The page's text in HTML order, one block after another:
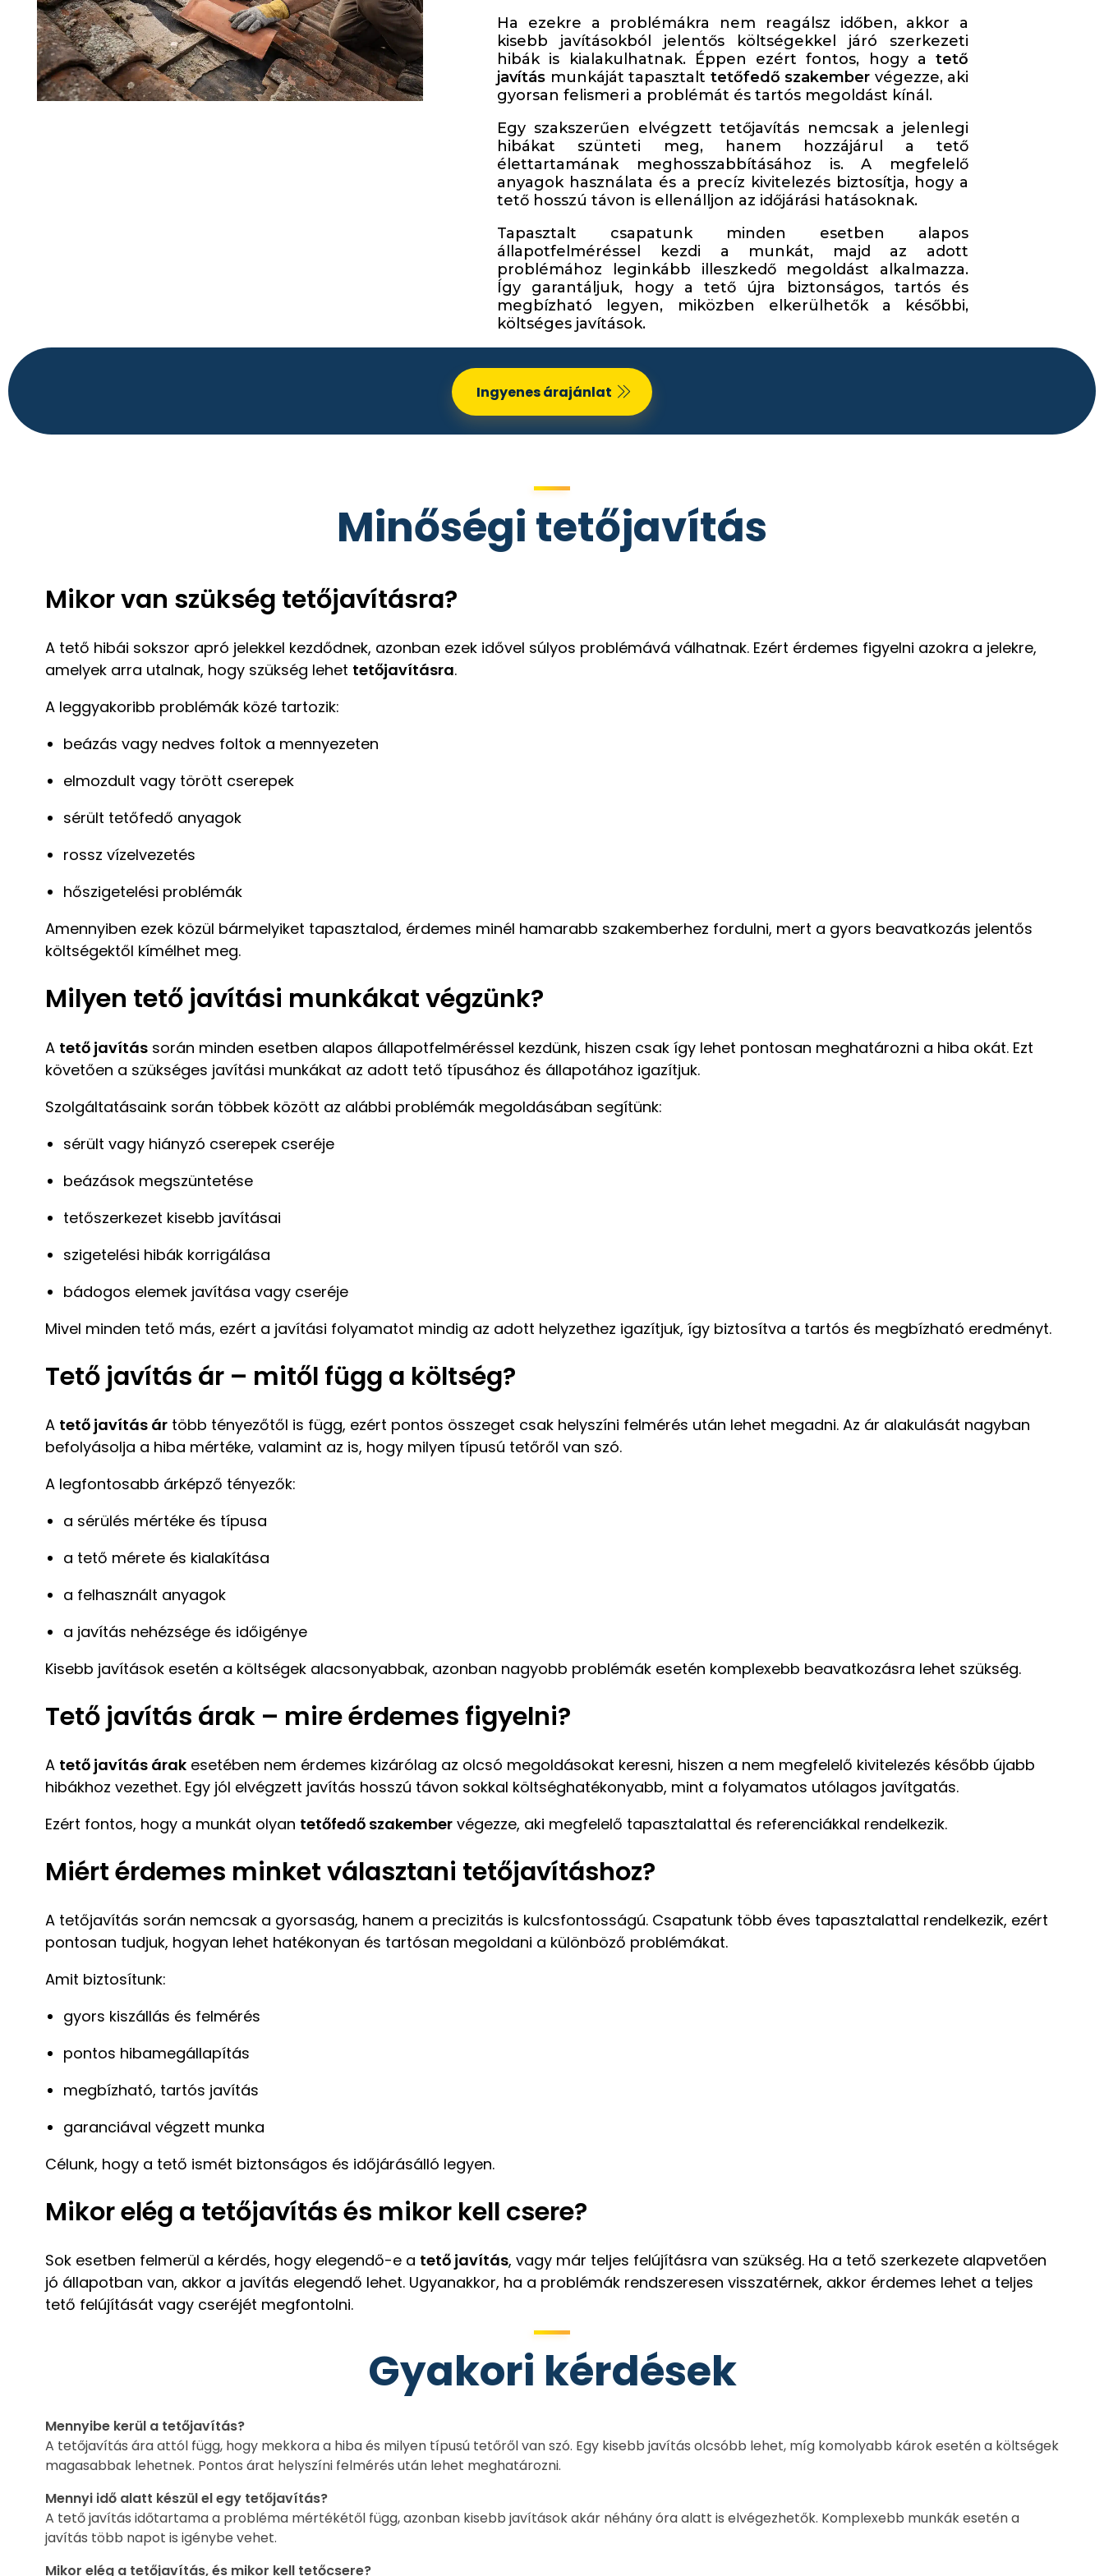
Ha ezekre a problémákra nem reagálsz időben, akkor a
kisebb javításokból jelentős költségekkel járó szerkezeti
hibák is kialakulhatnak. Éppen ezért fontos, hogy a tető
javítás munkáját tapasztalt tetőfedő szakember végezze, aki
gyorsan felismeri a problémát és tartós megoldást kínál.
Egy szakszerűen elvégzett tetőjavítás nemcsak a jelenlegi
hibákat szünteti meg, hanem hozzájárul a tető
élettartamának meghosszabbításához is. A megfelelő
anyagok használata és a precíz kivitelezés biztosítja, hogy a
tető hosszú távon is ellenálljon az időjárási hatásoknak.
Tapasztalt csapatunk minden esetben alapos
állapotfelméréssel kezdi a munkát, majd az adott
problémához leginkább illeszkedő megoldást alkalmazza.
Így garantáljuk, hogy a tető újra biztonságos, tartós és
megbízható legyen, miközben elkerülhetők a későbbi,
költséges javítások.
Ingyenes árajánlat
Minőségi tetőjavítás
Mikor van szükség tetőjavításra?
A tető hibái sokszor apró jelekkel kezdődnek, azonban ezek idővel súlyos problémává válhatnak. Ezért érdemes figyelni azokra a jelekre,
amelyek arra utalnak, hogy szükség lehet tetőjavításra.
A leggyakoribb problémák közé tartozik:
beázás vagy nedves foltok a mennyezeten
elmozdult vagy törött cserepek
sérült tetőfedő anyagok
rossz vízelvezetés
hőszigetelési problémák
Amennyiben ezek közül bármelyiket tapasztalod, érdemes minél hamarabb szakemberhez fordulni, mert a gyors beavatkozás jelentős
költségektől kímélhet meg.
Milyen tető javítási munkákat végzünk?
A tető javítás során minden esetben alapos állapotfelméréssel kezdünk, hiszen csak így lehet pontosan meghatározni a hiba okát. Ezt
követően a szükséges javítási munkákat az adott tető típusához és állapotához igazítjuk.
Szolgáltatásaink során többek között az alábbi problémák megoldásában segítünk:
sérült vagy hiányzó cserepek cseréje
beázások megszüntetése
tetőszerkezet kisebb javításai
szigetelési hibák korrigálása
bádogos elemek javítása vagy cseréje
Mivel minden tető más, ezért a javítási folyamatot mindig az adott helyzethez igazítjuk, így biztosítva a tartós és megbízható eredményt.
Tető javítás ár – mitől függ a költség?
A tető javítás ár több tényezőtől is függ, ezért pontos összeget csak helyszíni felmérés után lehet megadni. Az ár alakulását nagyban
befolyásolja a hiba mértéke, valamint az is, hogy milyen típusú tetőről van szó.
A legfontosabb árképző tényezők:
a sérülés mértéke és típusa
a tető mérete és kialakítása
a felhasznált anyagok
a javítás nehézsége és időigénye
Kisebb javítások esetén a költségek alacsonyabbak, azonban nagyobb problémák esetén komplexebb beavatkozásra lehet szükség.
Tető javítás árak – mire érdemes figyelni?
A tető javítás árak esetében nem érdemes kizárólag az olcsó megoldásokat keresni, hiszen a nem megfelelő kivitelezés később újabb
hibákhoz vezethet. Egy jól elvégzett javítás hosszú távon sokkal költséghatékonyabb, mint a folyamatos utólagos javítgatás.
Ezért fontos, hogy a munkát olyan tetőfedő szakember végezze, aki megfelelő tapasztalattal és referenciákkal rendelkezik.
Miért érdemes minket választani tetőjavításhoz?
A tetőjavítás során nemcsak a gyorsaság, hanem a precizitás is kulcsfontosságú. Csapatunk több éves tapasztalattal rendelkezik, ezért
pontosan tudjuk, hogyan lehet hatékonyan és tartósan megoldani a különböző problémákat.
Amit biztosítunk:
gyors kiszállás és felmérés
pontos hibamegállapítás
megbízható, tartós javítás
garanciával végzett munka
Célunk, hogy a tető ismét biztonságos és időjárásálló legyen.
Mikor elég a tetőjavítás és mikor kell csere?
Sok esetben felmerül a kérdés, hogy elegendő-e a tető javítás, vagy már teljes felújításra van szükség. Ha a tető szerkezete alapvetően
jó állapotban van, akkor a javítás elegendő lehet. Ugyanakkor, ha a problémák rendszeresen visszatérnek, akkor érdemes lehet a teljes
tető felújítását vagy cseréjét megfontolni.
Gyakori kérdések
Mennyibe kerül a tetőjavítás?
A tetőjavítás ára attól függ, hogy mekkora a hiba és milyen típusú tetőről van szó. Egy kisebb javítás olcsóbb lehet, míg komolyabb károk esetén a költségek
magasabbak lehetnek. Pontos árat helyszíni felmérés után lehet meghatározni.
Mennyi idő alatt készül el egy tetőjavítás?
A tető javítás időtartama a probléma mértékétől függ, azonban kisebb javítások akár néhány óra alatt is elvégezhetők. Komplexebb munkák esetén a
javítás több napot is igénybe vehet.
Mikor elég a tetőjavítás, és mikor kell tetőcsere?